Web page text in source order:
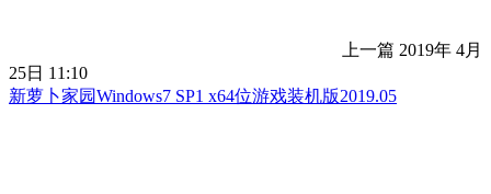
上一篇 2019年 4月
25日 11:10
新萝卜家园Windows7 SP1 x64位游戏装机版2019.05